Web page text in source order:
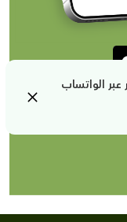
عبر الواتساب